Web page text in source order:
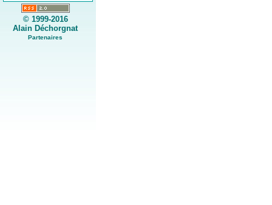
© 1999-2016
Alain Déchorgnat
Partenaires